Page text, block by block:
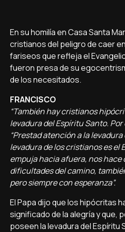
En su homilía en Casa Santa
cristianos del peligro de caer
fariseos que refleja el
fueron presa de su
de los necesitados.
FRANCISCO
“También hay cristianos
levadura del Espíritu Santo.
“Prestad atención a la levadura
levadura de los cristianos es el
empuja hacia afuera, nos hace
dificultades del camino,
pero siempre con esperanza”.
El Papa dijo que los hipócritas
significado de la alegría y que,
poseen la levadura del Espíritu